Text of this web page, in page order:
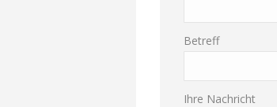
Betreff
Ihre Nachricht